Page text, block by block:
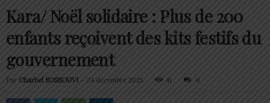
Kara/ Noël solidaire : Plus de 200
enfants reçoivent des kits festifs du
gouvernement
Par Charbel SOSSOUVI - 24 décembre 2025 41 0